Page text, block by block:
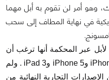
وهو أمر لن تقوم به أبل مهما
في نهاية المطاف إلى سحب
عبر المحكمة أنها ترغب أن
تزوّدها أبل بنسخ مما سمته iPhone 4S وiPhone 5 وiPad 3 . ولم
التجارية النهائية من